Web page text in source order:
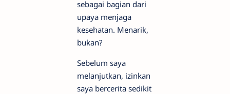
sebagai bagian dari
upaya menjaga
kesehatan. Menarik,
bukan?
Sebelum saya
melanjutkan, izinkan
saya bercerita sedikit